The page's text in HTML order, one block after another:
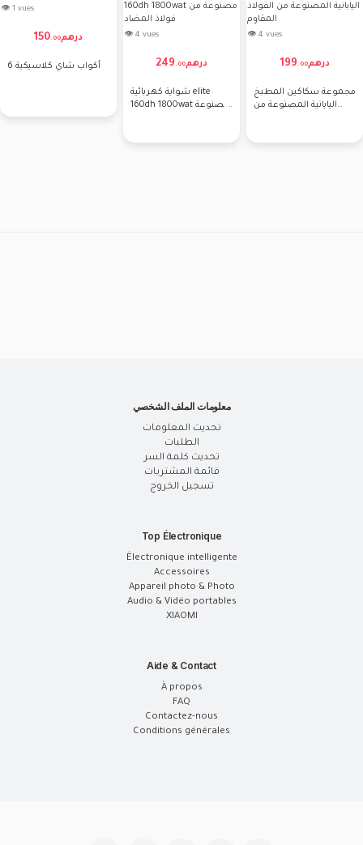
👁 1 vues
150. 00درهم
6 أكواب شاي كلاسيكية
👁 4 vues
249 . 00درهم
شواية كهربائية elite
160dh 1800wat مصنوعة
👁 4 vues
199 . 00درهم
مجموعة سكاكين المطبخ
اليابانية المصنوعة من
معلومات الملف الشخصي
تحديث المعلومات
الطلبات
تحديث كلمة السر
قائمة المشتريات
تسجيل الخروج
Top Électronique
Électronique intelligente
Accessoires
Appareil photo & Photo
Audio & Vidéo portables
XIAOMI
Aide & Contact
À propos
FAQ
Contactez-nous
Conditions générales